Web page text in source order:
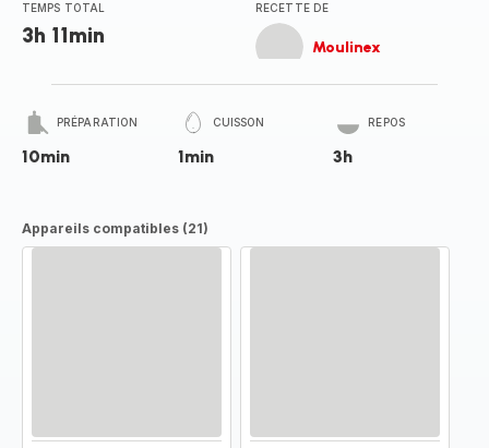
TEMPS TOTAL
3h 11min
RECETTE DE
Moulinex
PRÉPARATION
10min
CUISSON
1min
REPOS
3h
Appareils compatibles (21)